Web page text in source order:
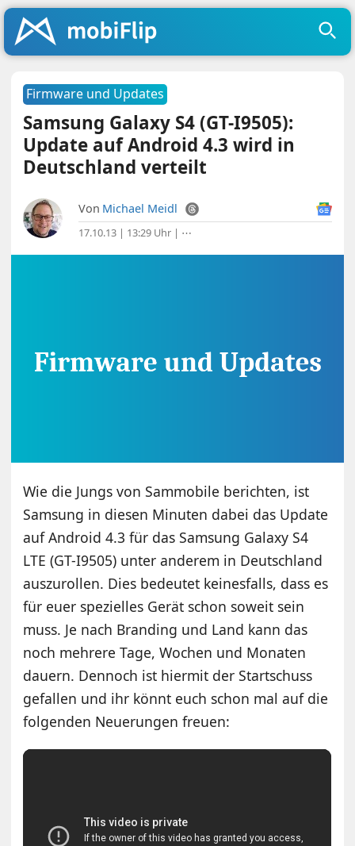
Firmware und Updates
Samsung Galaxy S4 (GT-I9505):
Update auf Android 4.3 wird in
Deutschland verteilt
Von Michael Meidl
17.10.13 | 13:29 Uhr | ⋯
Wie die Jungs von Sammobile berichten, ist
Samsung in diesen Minuten dabei das Update
auf Android 4.3 für das Samsung Galaxy S4
LTE (GT-I9505) unter anderem in Deutschland
auszurollen. Dies bedeutet keinesfalls, dass es
für euer spezielles Gerät schon soweit sein
muss. Je nach Branding und Land kann das
noch mehrere Tage, Wochen und Monaten
dauern. Dennoch ist hiermit der Startschuss
gefallen und ihr könnt euch schon mal auf die
folgenden Neuerungen freuen: